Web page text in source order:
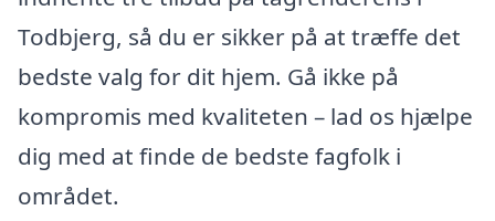
Todbjerg, så du er sikker på at træffe det
bedste valg for dit hjem. Gå ikke på
kompromis med kvaliteten – lad os hjælpe
dig med at finde de bedste fagfolk i
området.